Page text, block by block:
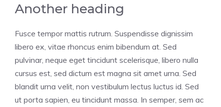
Another heading
Fusce tempor mattis rutrum. Suspendisse dignissim
libero ex, vitae rhoncus enim bibendum at. Sed
pulvinar, neque eget tincidunt scelerisque, libero nulla
cursus est, sed dictum est magna sit amet urna. Sed
blandit urna velit, non vestibulum lectus luctus id. Sed
ut porta sapien, eu tincidunt massa. In semper, sem ac